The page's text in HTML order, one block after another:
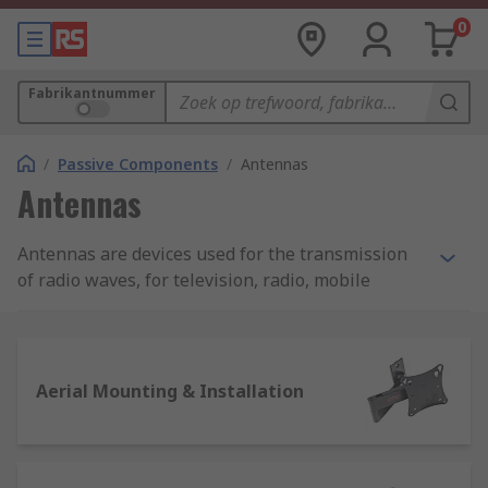
0
Fabrikantnummer
/ Passive Components / Antennas
Antennas
Antennas are devices used for the transmission
of radio waves, for television, radio, mobile
Aerial Mounting & Installation